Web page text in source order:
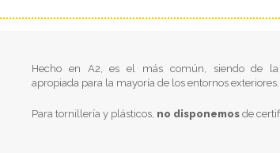
Hecho en A2, es el más común, siendo de
apropiada para la mayoría de los entornos exteriores.
Para tornillería y plásticos, no disponemos de